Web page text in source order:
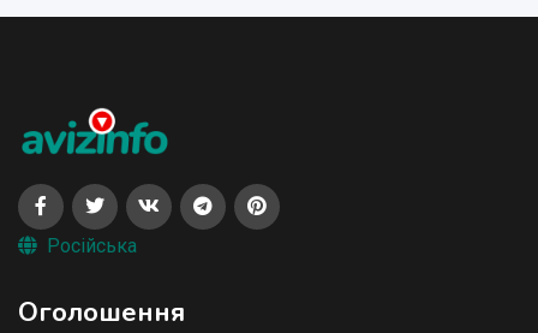
Російська
Оголошення